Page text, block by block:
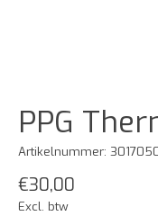
PPG
Artikelnummer:
€30,00
Excl. btw